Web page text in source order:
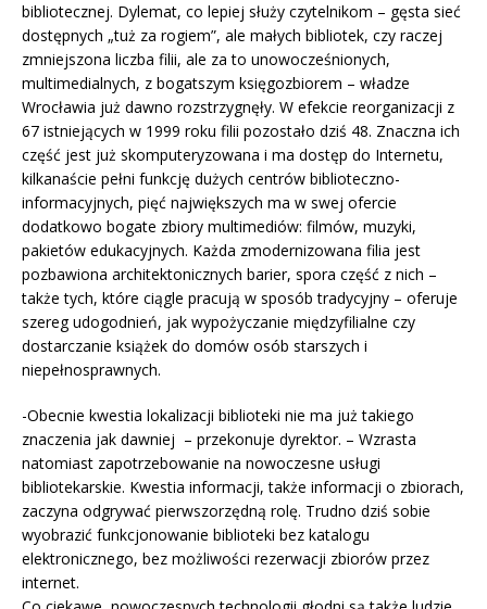
bibliotecznej. Dylemat, co lepiej służy czytelnikom – gęsta sieć
dostępnych „tuż za rogiem”, ale małych bibliotek, czy raczej
zmniejszona liczba filii, ale za to unowocześnionych,
multimedialnych, z bogatszym księgozbiorem – władze
Wrocławia już dawno rozstrzygnęły. W efekcie reorganizacji z
67 istniejących w 1999 roku filii pozostało dziś 48. Znaczna ich
część jest już skomputeryzowana i ma dostęp do Internetu,
kilkanaście pełni funkcję dużych centrów biblioteczno-
informacyjnych, pięć największych ma w swej ofercie
dodatkowo bogate zbiory multimediów: filmów, muzyki,
pakietów edukacyjnych. Każda zmodernizowana filia jest
pozbawiona architektonicznych barier, spora część z nich –
także tych, które ciągle pracują w sposób tradycyjny – oferuje
szereg udogodnień, jak wypożyczanie międzyfilialne czy
dostarczanie książek do domów osób starszych i
niepełnosprawnych.
-Obecnie kwestia lokalizacji biblioteki nie ma już takiego
znaczenia jak dawniej – przekonuje dyrektor. – Wzrasta
natomiast zapotrzebowanie na nowoczesne usługi
bibliotekarskie. Kwestia informacji, także informacji o zbiorach,
zaczyna odgrywać pierwszorzędną rolę. Trudno dziś sobie
wyobrazić funkcjonowanie biblioteki bez katalogu
elektronicznego, bez możliwości rezerwacji zbiorów przez
internet.